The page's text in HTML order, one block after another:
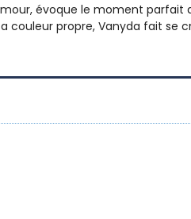
évoque le moment
propre, Vanyda fait se